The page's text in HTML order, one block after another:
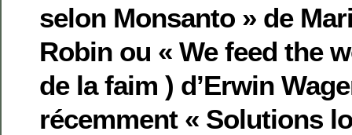
selon Monsanto » de
Robin ou « We feed the
de la faim ) d’Erwin
récemment « Solutions